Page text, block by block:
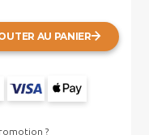
AU PANIER
?